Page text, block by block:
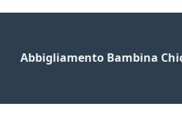
Abbigliamento Bambina